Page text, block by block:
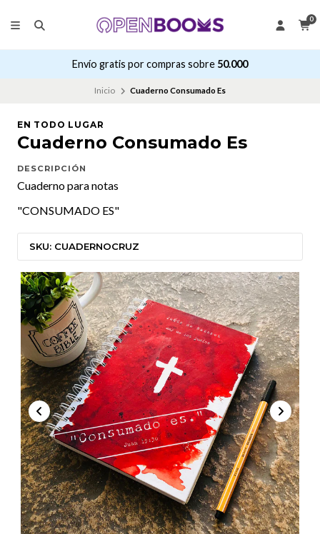
0
Envío gratis por compras sobre 50.000
Inicio Cuaderno Consumado Es
EN TODO LUGAR
Cuaderno Consumado Es
DESCRIPCIÓN
Cuaderno para notas
"CONSUMADO ES"
SKU: CUADERNOCRUZ